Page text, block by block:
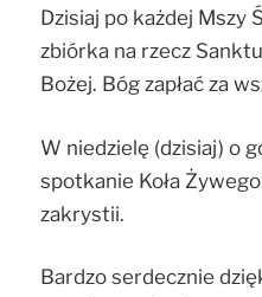
Dzisiaj po każdej Mszy
zbiórka na rzecz
Bożej. Bóg zapłać za
W niedzielę (dzisiaj) o
spotkanie Koła
zakrystii.
Bardzo serdecznie